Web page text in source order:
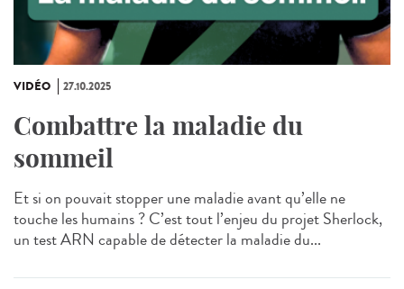
VIDÉO 27.10.2025
Combattre la maladie du
sommeil
Et si on pouvait stopper une maladie avant qu’elle ne
touche les humains ? C’est tout l’enjeu du projet Sherlock,
un test ARN capable de détecter la maladie du...